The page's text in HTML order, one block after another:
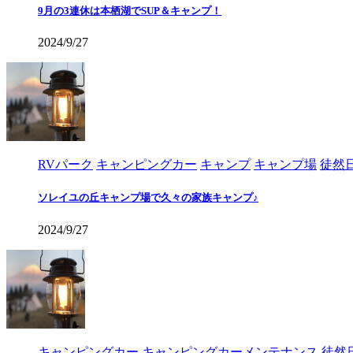
9月の3連休は本栖湖でSUP＆キャンプ！
2024/9/27
RVパーク キャンピングカー キャンプ キャンプ場 徒然
ソレイユの丘キャンプ場で久々の家族キャンプ♪
2024/9/27